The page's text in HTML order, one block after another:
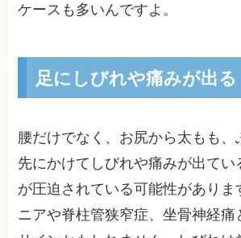
ケースも多いんですよ。
足にしびれや痛みが出る
腰だけでなく、お尻から太もも、
先にかけてしびれや痛みが出てい
が圧迫されている可能性がありま
ニアや脊柱管狭窄症、坐骨神経痛